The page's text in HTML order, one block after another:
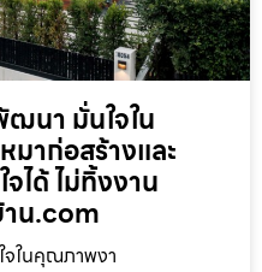
ฒนา มั่นใจใน
าก่อสร้างและ
ได้ ไม่ทิ้งงาน
าน.com
จในคุณภาพงา